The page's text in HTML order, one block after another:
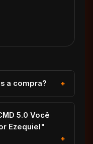
a compra?
5.0 Você
Ezequiel"